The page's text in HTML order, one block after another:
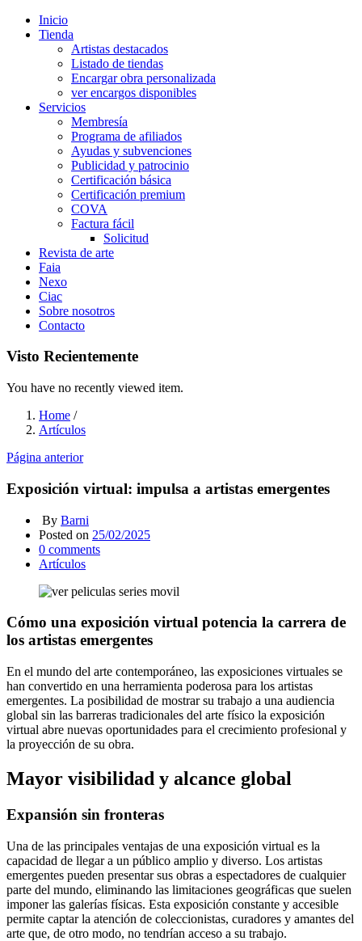
Inicio
Tienda
Artistas destacados
Listado de tiendas
Encargar obra personalizada
ver encargos disponibles
Servicios
Membresía
Programa de afiliados
Ayudas y subvenciones
Publicidad y patrocinio
Certificación básica
Certificación premium
COVA
Factura fácil
Solicitud
Revista de arte
Faia
Nexo
Ciac
Sobre nosotros
Contacto
Visto Recientemente
You have no recently viewed item.
Home /
Artículos
Página anterior
Exposición virtual: impulsa a artistas emergentes
By Barni
Posted on 25/02/2025
0 comments
Artículos
Cómo una exposición virtual potencia la carrera de
los artistas emergentes
En el mundo del arte contemporáneo, las exposiciones virtuales se
han convertido en una herramienta poderosa para los artistas
emergentes. La posibilidad de mostrar su trabajo a una audiencia
global sin las barreras tradicionales del arte físico la exposición
virtual abre nuevas oportunidades para el crecimiento profesional y
la proyección de su obra.
Mayor visibilidad y alcance global
Expansión sin fronteras
Una de las principales ventajas de una exposición virtual es la
capacidad de llegar a un público amplio y diverso. Los artistas
emergentes pueden presentar sus obras a espectadores de cualquier
parte del mundo, eliminando las limitaciones geográficas que suelen
imponer las galerías físicas. Esta exposición constante y accesible
permite captar la atención de coleccionistas, curadores y amantes del
arte que, de otro modo, no tendrían acceso a su trabajo.